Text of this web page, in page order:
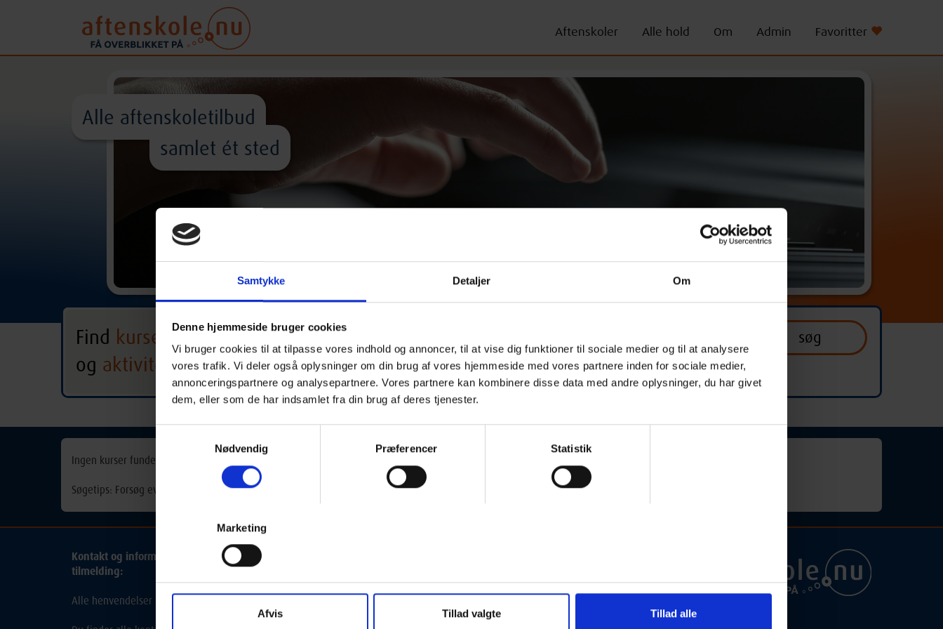
Samtykke Detaljer Om
Denne hjemmeside bruger cookies
Vi bruger cookies til at tilpasse vores indhold og annoncer, til at vise dig funktioner til sociale medier og til at analysere
vores trafik. Vi deler også oplysninger om din brug af vores hjemmeside med vores partnere inden for sociale medier,
annonceringspartnere og analysepartnere. Vores partnere kan kombinere disse data med andre oplysninger, du har givet
dem, eller som de har indsamlet fra din brug af deres tjenester.
Nødvendig
Præferencer Statistik
Marketing
Afvis Tillad valgte Tillad alle
Aftenskoler Alle hold Om Admin Favoritter
Alle aftenskoletilbud
samlet ét sted
Find kurser
og aktiviteter
^
Alle hold Alle skoler
Ingen kurser fundet
Søgetips: Forsøg eventuelt med et synonym for søgeordet, eller søgeordet i en kortere sproglig form (fx. "engelsk" i stedet for "engelskundervisning").
Kontakt og information om aftenskolehold, arrangementer og
tilmelding:
Alle henvendelser bedes rettet til de udbydende skoler.
Lone Eriksen